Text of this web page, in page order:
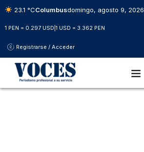
23.1 °CColumbusdomingo, agosto 9, 2026
1 PEN = 0.297 USD 1 USD = 3.362 PEN
Registrarse / Acceder